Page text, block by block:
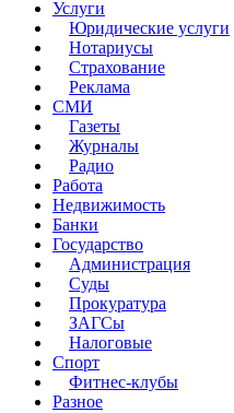
Услуги
Юридические услуги
Нотариусы
Страхование
Реклама
СМИ
Газеты
Журналы
Радио
Работа
Недвижимость
Банки
Государство
Администрация
Суды
Прокуратура
ЗАГСы
Налоговые
Спорт
Фитнес-клубы
Разное